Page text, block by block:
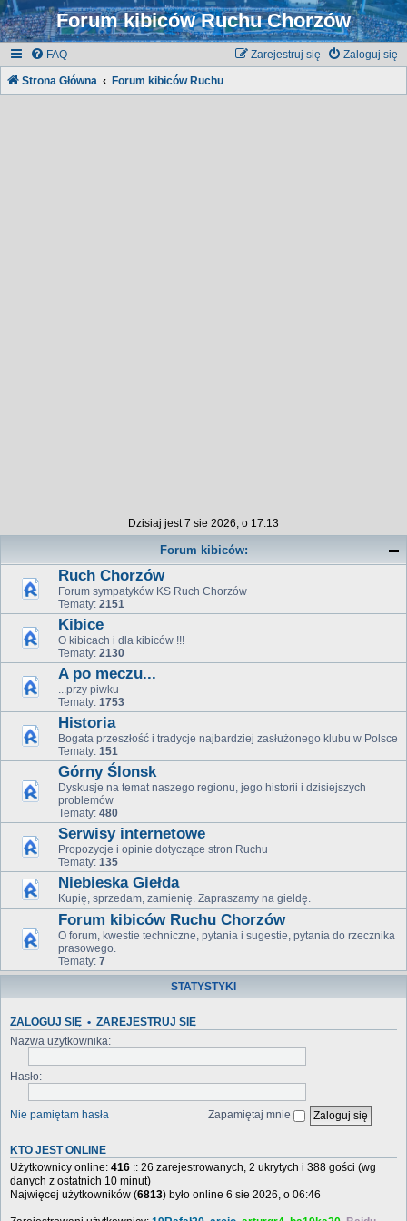
Forum kibiców Ruchu Chorzów
FAQ Zaloguj się
Zarejestruj się
Strona Główna Forum kibiców Ruchu
Dzisiaj jest 7 sie 2026, o 17:13
Forum kibiców:
Ruch Chorzów
Forum sympatyków KS Ruch Chorzów
Tematy: 2151
Kibice
O kibicach i dla kibiców !!!
Tematy: 2130
A po meczu...
...przy piwku
Tematy: 1753
Historia
Bogata przeszłość i tradycje najbardziej zasłużonego klubu w Polsce
Tematy: 151
Górny Ślonsk
Dyskusje na temat naszego regionu, jego historii i dzisiejszych
problemów
Tematy: 480
Serwisy internetowe
Propozycje i opinie dotyczące stron Ruchu
Tematy: 135
Niebieska Giełda
Kupię, sprzedam, zamienię. Zapraszamy na giełdę.
Forum kibiców Ruchu Chorzów
O forum, kwestie techniczne, pytania i sugestie, pytania do rzecznika
prasowego.
Tematy: 7
STATYSTYKI
ZALOGUJ SIĘ • ZAREJESTRUJ SIĘ
Nazwa użytkownika:
Hasło:
Nie pamiętam hasła Zapamiętaj mnie
KTO JEST ONLINE
Użytkownicy online: 416 :: 26 zarejestrowanych, 2 ukrytych i 388 gości (wg
danych z ostatnich 10 minut)
Najwięcej użytkowników (6813) było online 6 sie 2026, o 06:46